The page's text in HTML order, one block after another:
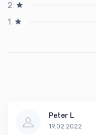
2
1
Peter L
19.02.2022